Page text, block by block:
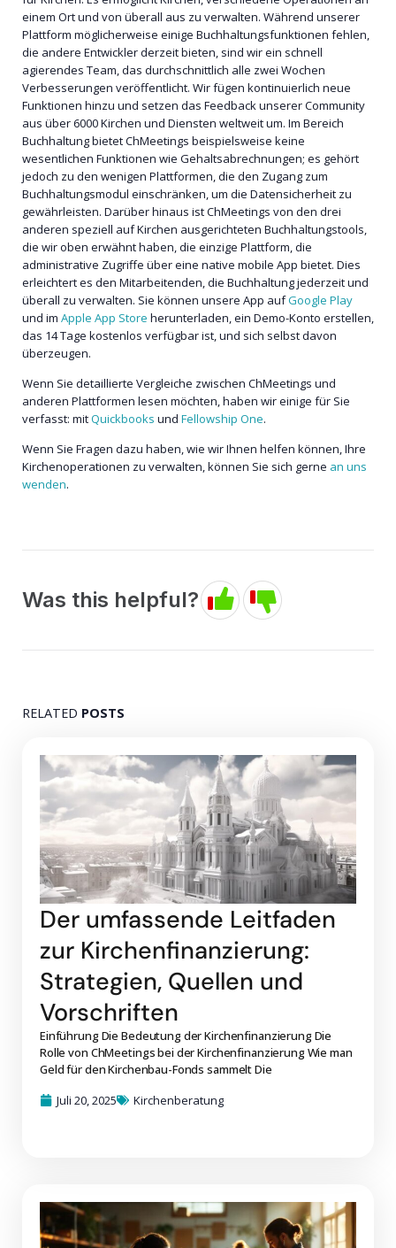
einem Ort und von überall aus zu verwalten. Während unserer
Plattform möglicherweise einige Buchhaltungsfunktionen fehlen,
die andere Entwickler derzeit bieten, sind wir ein schnell
agierendes Team, das durchschnittlich alle zwei Wochen
Verbesserungen veröffentlicht. Wir fügen kontinuierlich neue
Funktionen hinzu und setzen das Feedback unserer Community
aus über 6000 Kirchen und Diensten weltweit um. Im Bereich
Buchhaltung bietet ChMeetings beispielsweise keine
wesentlichen Funktionen wie Gehaltsabrechnungen; es gehört
jedoch zu den wenigen Plattformen, die den Zugang zum
Buchhaltungsmodul einschränken, um die Datensicherheit zu
gewährleisten. Darüber hinaus ist ChMeetings von den drei
anderen speziell auf Kirchen ausgerichteten Buchhaltungstools,
die wir oben erwähnt haben, die einzige Plattform, die
administrative Zugriffe über eine native mobile App bietet. Dies
erleichtert es den Mitarbeitenden, die Buchhaltung jederzeit und
überall zu verwalten. Sie können unsere App aufGoogle Play
und im Apple App Store herunterladen, ein Demo-Konto erstellen,
das 14 Tage kostenlos verfügbar ist, und sich selbst davon
überzeugen.
Wenn Sie detaillierte Vergleiche zwischen ChMeetings und
anderen Plattformen lesen möchten, haben wir einige für Sie
verfasst: mitQuickbooks und Fellowship One.
Wenn Sie Fragen dazu haben, wie wir Ihnen helfen können, Ihre
Kirchenoperationen zu verwalten, können Sie sich gerne an uns
wenden.
Was this helpful?
RELATED POSTS
Der umfassende Leitfaden
zur Kirchenfinanzierung:
Strategien, Quellen und
Vorschriften
Einführung Die Bedeutung der Kirchenfinanzierung Die
Rolle von ChMeetings bei der Kirchenfinanzierung Wie man
Geld für den Kirchenbau-Fonds sammelt Die
Juli 20, 2025
Kirchenberatung